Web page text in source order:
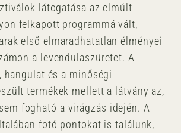
látogatása az elmúlt
felkapott programmá vált,
első elmaradhatatlan élményei
a levendulaszüretet. A
és a minőségi
termékek mellett a látvány az,
fogható a virágzás idején. A
fotó pontokat is találunk,